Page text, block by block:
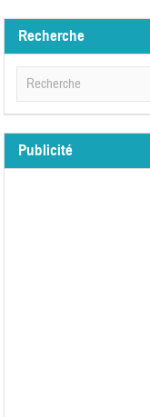
Recherche
Publicité